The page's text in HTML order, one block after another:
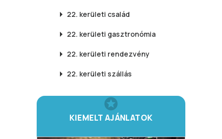
22. kerületi család
22. kerületi gasztronómia
22. kerületi rendezvény
22. kerületi szállás
KIEMELT AJÁNLATOK